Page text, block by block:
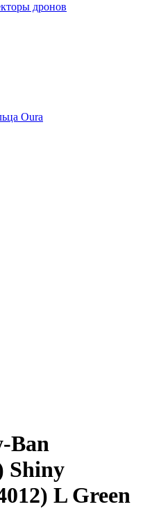
дронов
Oura
Ban
Shiny
L Green